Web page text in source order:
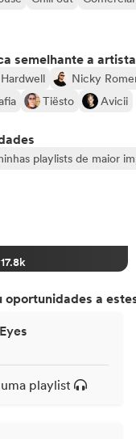
semelhante a
Hardwell Nicky
Tiësto Avicii
playlists de maior
17.8k
oportunidades a
playlist